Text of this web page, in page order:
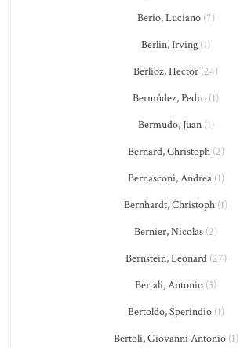
Berio, Luciano(7)
Berlin, Irving (1)
Berlioz, Hector (24)
Bermúdez, Pedro (1)
Bermudo, Juan(1)
Bernard, Christoph(2)
Bernasconi, Andrea(1)
Bernhardt, Christoph (1)
Bernier, Nicolas (2)
Bernstein, Leonard(27)
Bertali, Antonio (3)
Bertoldo, Sperindio(1)
Bertoli, Giovanni Antonio(1)